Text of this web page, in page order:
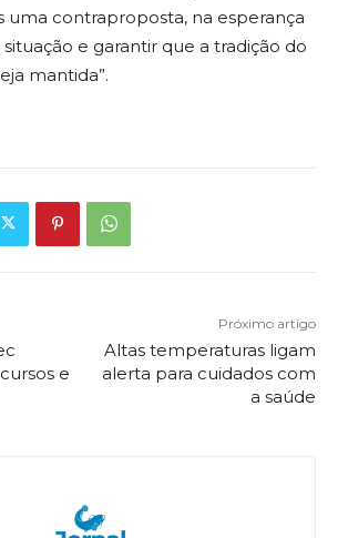
uma contraproposta, na esperança
e garantir que a tradição do
mantida”.
e
Próximo artigo
Altas temperaturas ligam
alerta para cuidados com
a saúde